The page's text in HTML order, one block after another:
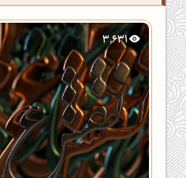
کدهای رنگ
رنگ مکمل
تمام ابزارها
3,631